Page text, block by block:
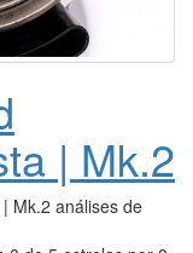
| Mk.2
Mk.2 análises de